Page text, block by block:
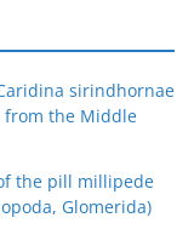
sirindhornae
from the Middle
the pill millipede
Glomerida)